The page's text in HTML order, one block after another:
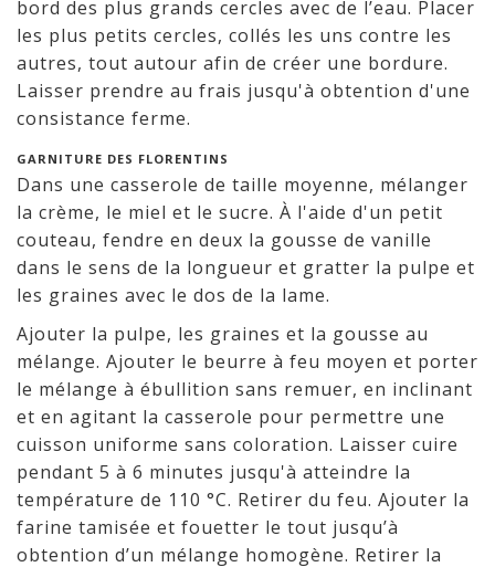
bord des plus grands cercles avec de l’eau. Placer
les plus petits cercles, collés les uns contre les
autres, tout autour afin de créer une bordure.
Laisser prendre au frais jusqu'à obtention d'une
consistance ferme.
GARNITURE DES FLORENTINS
Dans une casserole de taille moyenne, mélanger
la crème, le miel et le sucre. À l'aide d'un petit
couteau, fendre en deux la gousse de vanille
dans le sens de la longueur et gratter la pulpe et
les graines avec le dos de la lame.
Ajouter la pulpe, les graines et la gousse au
mélange. Ajouter le beurre à feu moyen et porter
le mélange à ébullition sans remuer, en inclinant
et en agitant la casserole pour permettre une
cuisson uniforme sans coloration. Laisser cuire
pendant 5 à 6 minutes jusqu'à atteindre la
température de 110 °C. Retirer du feu. Ajouter la
farine tamisée et fouetter le tout jusqu’à
obtention d’un mélange homogène. Retirer la